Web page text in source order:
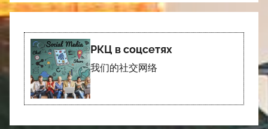
РКЦ в соцсетях
我们的社交网络